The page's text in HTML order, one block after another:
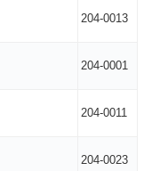
204-0013
204-0001
204-0011
204-0023